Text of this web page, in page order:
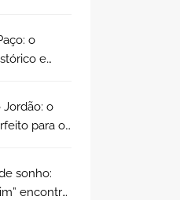
o
e
Jordão: o
para o
sonho:
encontra